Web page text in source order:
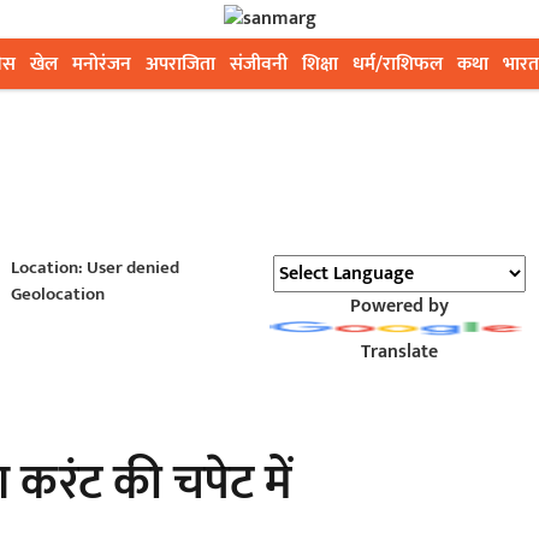
खेल मनोरंजन अपराजिता संजीवनी शिक्षा धर्म/राशिफल कथा भारत
Location: User denied
Geolocation
Powered by
Translate
करंट की चपेट में